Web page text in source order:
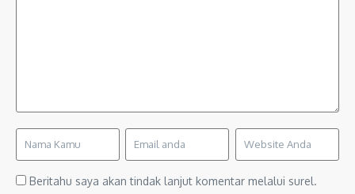
Beritahu saya akan tindak lanjut komentar melalui surel.